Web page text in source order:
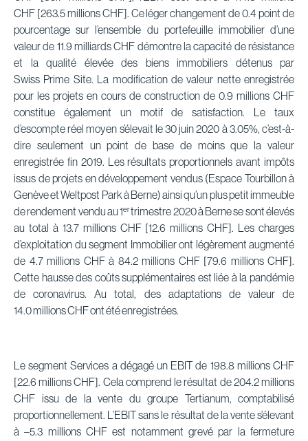
CHF [263.5 millions CHF]. Ce léger changement de 0.4 point de
pourcentage sur l’ensemble du portefeuille immobilier d’une
valeur de 11.9 milliards CHF démontre la capacité de résistance
et la qualité élevée des biens immobiliers détenus par
Swiss Prime Site. La modification de valeur nette enregistrée
pour les projets en cours de construction de 0.9 millions CHF
constitue également un motif de satisfaction. Le taux
d’escompte réel moyen s’élevait le 30 juin 2020 à 3.05%, c’est-à-
dire seulement un point de base de moins que la valeur
enregistrée fin 2019. Les résultats proportionnels avant impôts
issus de projets en développement vendus (Espace Tourbillon à
Genève et Weltpost Park à Berne) ainsi qu’un plus petit immeuble
de rendement vendu au 1ertrimestre 2020 à Berne se sont élevés
au total à 13.7 millions CHF [12.6 millions CHF]. Les charges
d’exploitation du segment Immobilier ont légèrement augmenté
de 4.7 millions CHF à 84.2 millions CHF [79.6 millions CHF].
Cette hausse des coûts supplémentaires est liée à la pandémie
de coronavirus. Au total, des adaptations de valeur de
14.0 millions CHF ont été enregistrées.
Le segment Services a dégagé un EBIT de 198.8 millions CHF
[22.6 millions CHF]. Cela comprend le résultat de 204.2 millions
CHF issu de la vente du groupe Tertianum, comptabilisé
proportionnellement. L’EBIT sans le résultat de la vente s’élevant
à –5.3 millions CHF est notamment grevé par la fermeture